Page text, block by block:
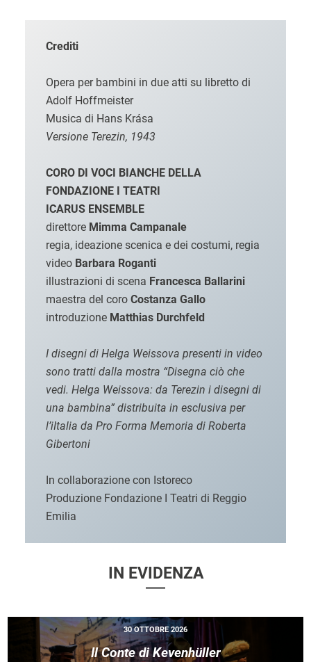
Crediti
Opera per bambini in due atti su libretto di
Adolf Hoffmeister
Musica di Hans Krása
Versione Terezin, 1943
CORO DI VOCI BIANCHE DELLA
FONDAZIONE I TEATRI
ICARUS ENSEMBLE
direttore Mimma Campanale
regia, ideazione scenica e dei costumi, regia
video Barbara Roganti
illustrazioni di scena Francesca Ballarini
maestra del coro Costanza Gallo
introduzione Matthias Durchfeld
I disegni di Helga Weissova presenti in video
sono tratti dalla mostra “Disegna ciò che
vedi. Helga Weissova: da Terezin i disegni di
una bambina” distribuita in esclusiva per
l’iItalia da Pro Forma Memoria di Roberta
Gibertoni
In collaborazione con Istoreco
Produzione Fondazione I Teatri di Reggio
Emilia
IN EVIDENZA
30 OTTOBRE 2026
Il Conte di Kevenhüller